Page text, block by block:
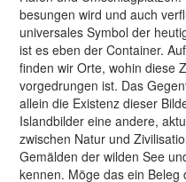
besungen wird und auch
universales Symbol der
ist es eben der Container.
finden wir Orte, wohin diese
vorgedrungen ist. Das
allein die Existenz dieser
Islandbilder eine andere,
zwischen Natur und
Gemälden der wilden See
kennen. Möge das ein